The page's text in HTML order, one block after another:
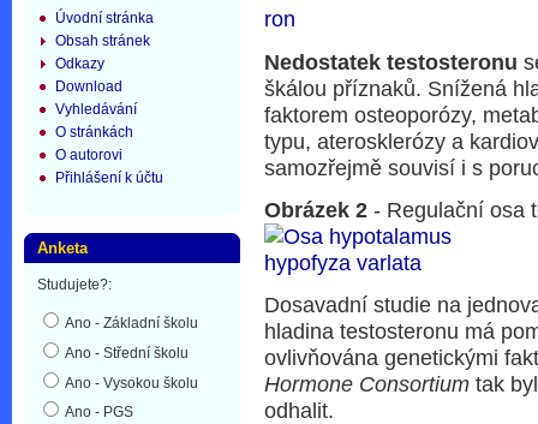
Nedostatek testosteronu
škálou příznaků. Snížená
faktorem osteoporózy,
typu, aterosklerózy a
samozřejmě souvisí i s
Obrázek 2 - Regulační osa
Dosavadní studie na
hladina testosteronu má
ovlivňována genetickými
Hormone Consortium tak
odhalit.
Úvodní stránka
Obsah stránek
Odkazy
Download
Vyhledávání
O stránkách
O autorovi
Přihlášení k účtu
Anketa
Studujete?:
Ano - Základní školu
Ano - Střední školu
Ano - Vysokou školu
Ano - PGS